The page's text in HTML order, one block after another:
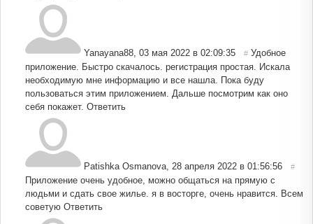
Yanayana88, 03 мая 2022 в 02:09:35 # Удобное
приложение. Быстро скачалось. регистрация простая. Искала
необходимую мне информацию и все нашла. Пока буду
пользоваться этим приложением. Дальше посмотрим как оно
себя покажет. Ответить
Patishka Osmanova, 28 апреля 2022 в 01:56:56 #
Приложение очень удобное, можно общаться на прямую с
людьми и сдать свое жилье. я в восторге, очень нравится. Всем
советую Ответить